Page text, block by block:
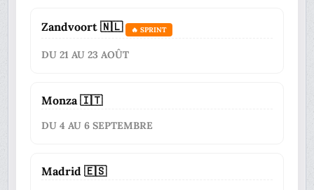
Zandvoort 🇳🇱 🔥 SPRINT
DU 21 AU 23 AOÛT
Monza 🇮🇹
DU 4 AU 6 SEPTEMBRE
Madrid 🇪🇸